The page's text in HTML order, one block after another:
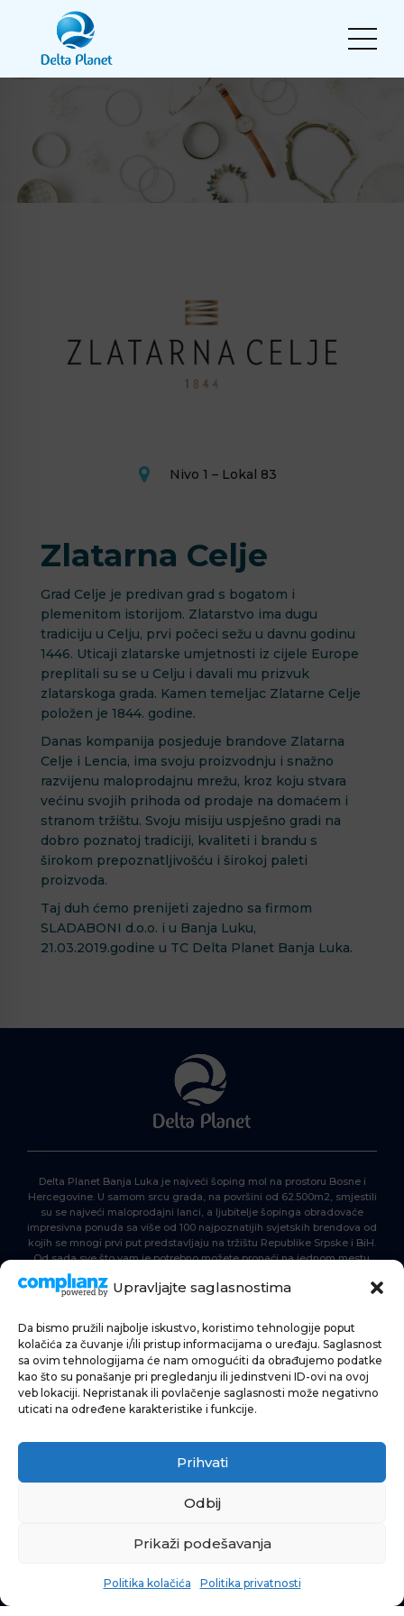
Upravljajte saglasnostima
Da bismo pružili najbolje iskustvo, koristimo tehnologije poput
kolačića za čuvanje i/ili pristup informacijama o uređaju. Saglasnost
sa ovim tehnologijama će nam omogućiti da obrađujemo podatke
kao što su ponašanje pri pregledanju ili jedinstveni ID-ovi na ovoj
veb lokaciji. Nepristanak ili povlačenje saglasnosti može negativno
uticati na određene karakteristike i funkcije.
Prihvati
Odbij
Prikaži podešavanja
Politika kolačića Politika privatnosti
Nivo 1 – Lokal 83
Zlatarna Celje
Grad Celje je predivan grad s bogatom i
plemenitom istorijom. Zlatarstvo ima dugu
tradiciju u Celju, prvi počeci sežu u davnu godinu
1446. Uticaji zlatarske umjetnosti iz cijele Europe
preplitali su se u Celju i davali mu prizvuk
zlatarskoga grada. Kamen temeljac Zlatarne Celje
položen je 1844. godine.
Danas kompanija posjeduje brandove Zlatarna
Celje i Lencia, ima svoju proizvodnju i snažno
razvijenu maloprodajnu mrežu, kroz koju stvara
većinu svojih prihoda od prodaje na domaćem i
stranom tržištu. Svoju misiju uspješno gradi na
dobro poznatoj tradiciji, kvaliteti i brandu s
širokom prepoznatljivošću i širokoj paleti
proizvoda.
Taj duh ćemo prenijeti zajedno sa firmom
SLADABONI d.o.o. i u Banja Luku,
21.03.2019.godine u TC Delta Planet Banja Luka.
Delta Planet Banja Luka je najveći šoping mol na prostoru Bosne i
Hercegovine. U samom srcu grada, na površini od 62.500m2, smjestili
su se najveći maloprodajni lanci, a ljubitelje šopinga obradovaće
impresivna ponuda sa više od 100 najpoznatijih svjetskih brendova od
kojih se mnogi prvi put predstavljaju na tržištu Republike Srpske i BiH.
Od sada sve što vam je potrebno možete pronaći na jednom mestu.
Delta Planet – nova nezaobilazna šoping destinacija!
POČETNA
ŠOPING
AKTUELNOSTI
ZABAVA